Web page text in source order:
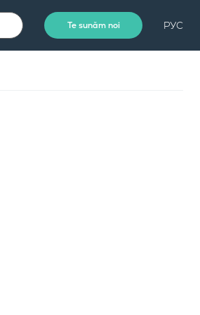
Te sunăm noi РУС